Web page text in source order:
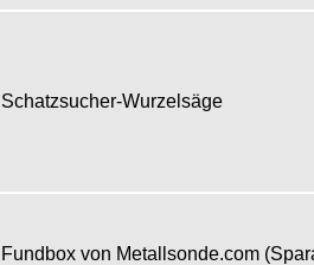
Schatzsucher-Wurzelsäge
Fundbox von Metallsonde.com